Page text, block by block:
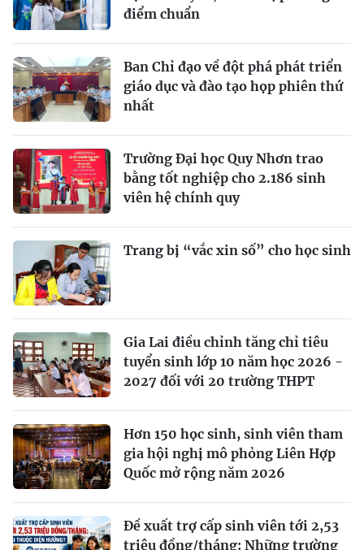
điểm chuẩn
Ban Chỉ đạo về đột phá phát triển
giáo dục và đào tạo họp phiên thứ
nhất
Trường Đại học Quy Nhơn trao
bằng tốt nghiệp cho 2.186 sinh
viên hệ chính quy
Trang bị “vắc xin số” cho học sinh
Gia Lai điều chỉnh tăng chỉ tiêu
tuyển sinh lớp 10 năm học 2026 -
2027 đối với 20 trường THPT
Hơn 150 học sinh, sinh viên tham
gia hội nghị mô phỏng Liên Hợp
Quốc mở rộng năm 2026
Đề xuất trợ cấp sinh viên tới 2,53
triệu đồng/tháng: Những trường